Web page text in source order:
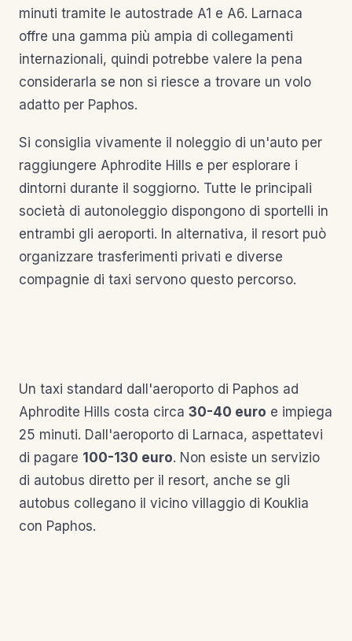
minuti tramite le autostrade A1 e A6. Larnaca
offre una gamma più ampia di collegamenti
internazionali, quindi potrebbe valere la pena
considerarla se non si riesce a trovare un volo
adatto per Paphos.
Si consiglia vivamente il noleggio di un'auto per
raggiungere Aphrodite Hills e per esplorare i
dintorni durante il soggiorno. Tutte le principali
società di autonoleggio dispongono di sportelli in
entrambi gli aeroporti. In alternativa, il resort può
organizzare trasferimenti privati e diverse
compagnie di taxi servono questo percorso.
Un taxi standard dall'aeroporto di Paphos ad
Aphrodite Hills costa circa 30-40 euro e impiega
25 minuti. Dall'aeroporto di Larnaca, aspettatevi
di pagare 100-130 euro. Non esiste un servizio
di autobus diretto per il resort, anche se gli
autobus collegano il vicino villaggio di Kouklia
con Paphos.